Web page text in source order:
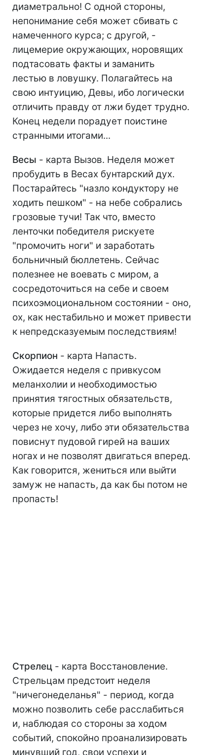
диаметрально! С одной стороны,
непонимание себя может сбивать с
намеченного курса; с другой, -
лицемерие окружающих, норовящих
подтасовать факты и заманить
лестью в ловушку. Полагайтесь на
свою интуицию, Девы, ибо логически
отличить правду от лжи будет трудно.
Конец недели порадует поистине
странными итогами...
Весы - карта Вызов. Неделя может
пробудить в Весах бунтарский дух.
Постарайтесь "назло кондуктору не
ходить пешком" - на небе собрались
грозовые тучи! Так что, вместо
ленточки победителя рискуете
"промочить ноги" и заработать
больничный бюллетень. Сейчас
полезнее не воевать с миром, а
сосредоточиться на себе и своем
психоэмоциональном состоянии - оно,
ох, как нестабильно и может привести
к непредсказуемым последствиям!
Скорпион - карта Напасть.
Ожидается неделя с привкусом
меланхолии и необходимостью
принятия тягостных обязательств,
которые придется либо выполнять
через не хочу, либо эти обязательства
повиснут пудовой гирей на ваших
ногах и не позволят двигаться вперед.
Как говорится, жениться или выйти
замуж не напасть, да как бы потом не
пропасть!
Стрелец - карта Восстановление.
Стрельцам предстоит неделя
"ничегонеделанья" - период, когда
можно позволить себе расслабиться
и, наблюдая со стороны за ходом
событий, спокойно проанализировать
минувший год, свои успехи и